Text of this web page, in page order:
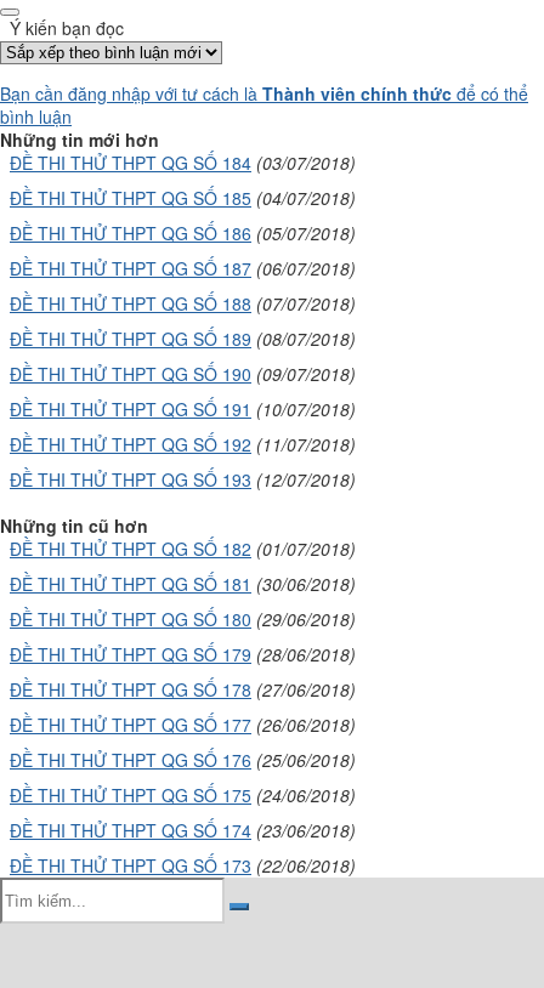
Ý kiến bạn đọc
Bạn cần đăng nhập với tư cách là Thành viên chính thức để có thể
bình luận
Những tin mới hơn
ĐỀ THI THỬ THPT QG SỐ 184 (03/07/2018)
ĐỀ THI THỬ THPT QG SỐ 185 (04/07/2018)
ĐỀ THI THỬ THPT QG SỐ 186 (05/07/2018)
ĐỀ THI THỬ THPT QG SỐ 187 (06/07/2018)
ĐỀ THI THỬ THPT QG SỐ 188 (07/07/2018)
ĐỀ THI THỬ THPT QG SỐ 189 (08/07/2018)
ĐỀ THI THỬ THPT QG SỐ 190 (09/07/2018)
ĐỀ THI THỬ THPT QG SỐ 191 (10/07/2018)
ĐỀ THI THỬ THPT QG SỐ 192 (11/07/2018)
ĐỀ THI THỬ THPT QG SỐ 193 (12/07/2018)
Những tin cũ hơn
ĐỀ THI THỬ THPT QG SỐ 182 (01/07/2018)
ĐỀ THI THỬ THPT QG SỐ 181 (30/06/2018)
ĐỀ THI THỬ THPT QG SỐ 180 (29/06/2018)
ĐỀ THI THỬ THPT QG SỐ 179 (28/06/2018)
ĐỀ THI THỬ THPT QG SỐ 178 (27/06/2018)
ĐỀ THI THỬ THPT QG SỐ 177 (26/06/2018)
ĐỀ THI THỬ THPT QG SỐ 176 (25/06/2018)
ĐỀ THI THỬ THPT QG SỐ 175 (24/06/2018)
ĐỀ THI THỬ THPT QG SỐ 174 (23/06/2018)
ĐỀ THI THỬ THPT QG SỐ 173 (22/06/2018)